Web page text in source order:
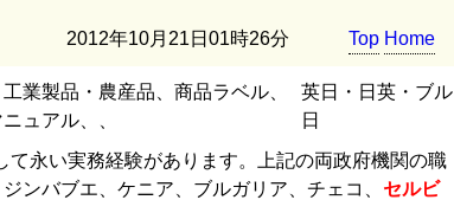
2012年10月21日01時26分
Top Home
業製品・農産品、商品ラベル、
ュアル、、
英日・日英・ブル
日
永い実務経験があります。上記の両政府機関の職
ンバブエ、ケニア、ブルガリア、チェコ、 セルビ